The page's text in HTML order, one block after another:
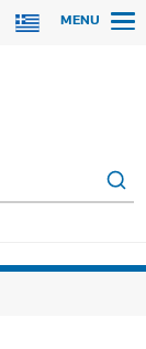
MENU